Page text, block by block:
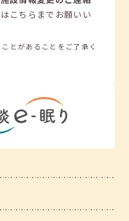
こちらまでお願いい
とがあることをご了承く